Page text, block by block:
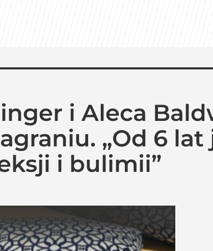
i Aleca
„Od 6 lat
i bulimii”